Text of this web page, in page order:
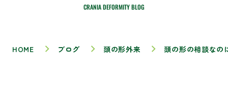
CRANIA DEFORMITY BLOG
HOME ブログ 頭の形外来 頭の形の相談なの